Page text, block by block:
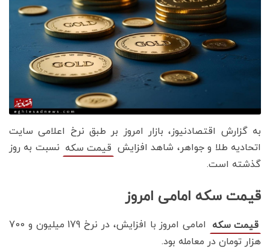
به گزارش اقتصادنیوز، بازار امروز بر طبق نرخ اعلامی سایت
اتحادیه طلا و جواهر، شاهد افزایش قیمت‌‌‌‌ سکه نسبت به روز
گذشته است.
قیمت سکه امامی امروز
قیمت سکه
امامی امروز با افزایش، در نرخ 179 میلیون و 700
هزار تومان در معامله بود.